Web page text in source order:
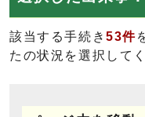
該当する手続き53件
たの状況を選択して